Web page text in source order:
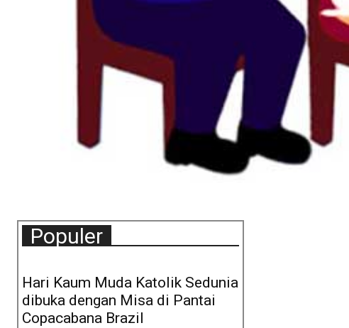
Populer
Hari Kaum Muda Katolik Sedunia
dibuka dengan Misa di Pantai
Copacabana Brazil